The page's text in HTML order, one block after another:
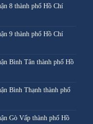
8 thành phố Hồ Chí
9 thành phố Hồ Chí
Bình Tân thành phố Hồ
Bình Thạnh thành phố
Gò Vấp thành phố Hồ